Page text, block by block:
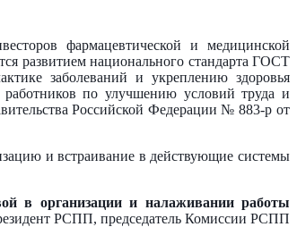
фармацевтической и медицинской
развитием национального стандарта ГОСТ
заболеваний и укреплению здоровья
по улучшению условий труда и
Российской Федерации № 883-р от
и встраивание в действующие системы
в организации и налаживании работы
РСПП, председатель Комиссии РСПП